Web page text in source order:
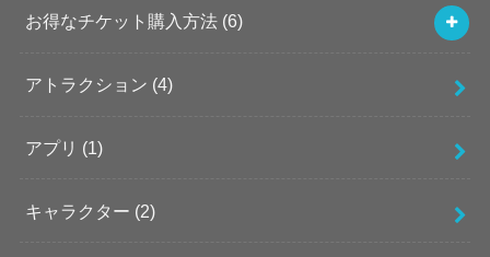
お得なチケット購入方法 (6)
アトラクション (4)
アプリ (1)
キャラクター (2)